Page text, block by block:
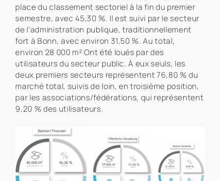
place du classement sectoriel à la fin du premier
semestre, avec 45,30 %. Il est suivi par le secteur
de l'administration publique, traditionnellement
fort à Bonn, avec environ 31,50 %. Au total,
environ 28 000 m² Ont été loués par des
utilisateurs du secteur public. À eux seuls, les
deux premiers secteurs représentent 76,80 % du
marché total, suivis de loin, en troisième position,
par les associations/fédérations, qui représentent
9,20 % des utilisateurs.